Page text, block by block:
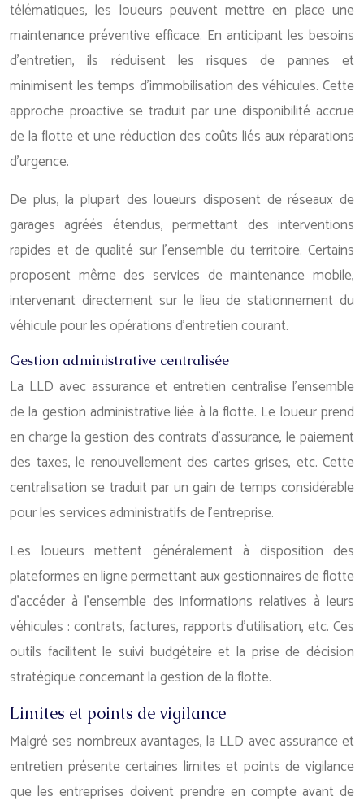
télématiques, les loueurs peuvent mettre en place une
maintenance préventive efficace. En anticipant les besoins
d’entretien, ils réduisent les risques de pannes et
minimisent les temps d’immobilisation des véhicules. Cette
approche proactive se traduit par une disponibilité accrue
de la flotte et une réduction des coûts liés aux réparations
d’urgence.
De plus, la plupart des loueurs disposent de réseaux de
garages agréés étendus, permettant des interventions
rapides et de qualité sur l’ensemble du territoire. Certains
proposent même des services de maintenance mobile,
intervenant directement sur le lieu de stationnement du
véhicule pour les opérations d’entretien courant.
Gestion administrative centralisée
La LLD avec assurance et entretien centralise l’ensemble
de la gestion administrative liée à la flotte. Le loueur prend
en charge la gestion des contrats d’assurance, le paiement
des taxes, le renouvellement des cartes grises, etc. Cette
centralisation se traduit par un gain de temps considérable
pour les services administratifs de l’entreprise.
Les loueurs mettent généralement à disposition des
plateformes en ligne permettant aux gestionnaires de flotte
d’accéder à l’ensemble des informations relatives à leurs
véhicules : contrats, factures, rapports d’utilisation, etc. Ces
outils facilitent le suivi budgétaire et la prise de décision
stratégique concernant la gestion de la flotte.
Limites et points de vigilance
Malgré ses nombreux avantages, la LLD avec assurance et
entretien présente certaines limites et points de vigilance
que les entreprises doivent prendre en compte avant de